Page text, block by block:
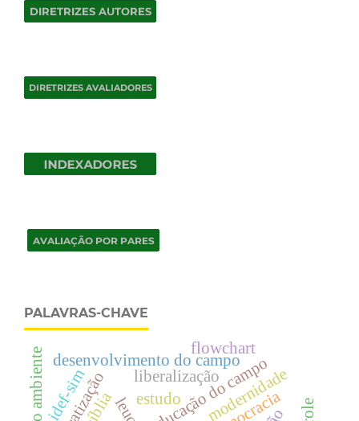
PALAVRAS-CHAVE
bíblia educação do campo
desenvolvimento do campo
liberalização
meio ambiente modernidade
idef-sim
flowchart
estudo